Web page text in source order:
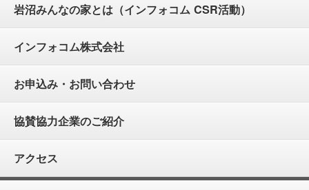
岩沼みんなの家とは（インフォコム CSR活動）
インフォコム株式会社
お申込み・お問い合わせ
協賛協力企業のご紹介
アクセス